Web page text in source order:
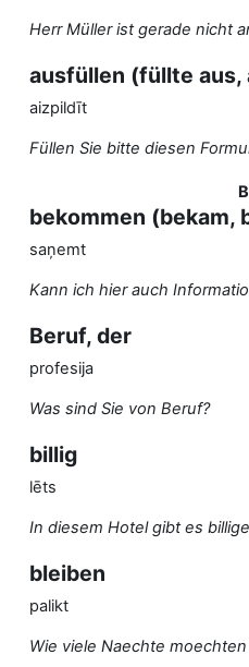
Herr Müller ist gerade nicht
ausfüllen (füllte aus,
aizpildīt
Füllen Sie bitte diesen
B
bekommen (bekam,
saņemt
Kann ich hier auch
Beruf, der
profesija
Was sind Sie von Beruf?
billig
lēts
In diesem Hotel gibt es
bleiben
palikt
Wie viele Naechte